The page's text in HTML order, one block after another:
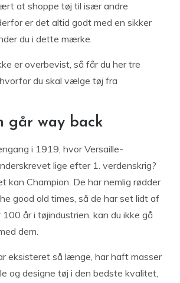
at shoppe tøj til især andre
er det altid godt med en sikker
du i dette mærke.
er overbevist, så får du her tre
du skal vælge tøj fra
går way back
i 1919, hvor Versaille-
lige efter 1. verdenskrig?
kan Champion. De har nemlig rødder
good old times, så de har set lidt af
år i tøjindustrien, kan du ikke gå
dem.
eksisteret så længe, har haft masser
og designe tøj i den bedste kvalitet,